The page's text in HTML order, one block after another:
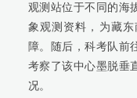
观测站位于不同的海
象观测资料，为藏
障。随后，科考队前
考察了该中心墨脱垂
况。